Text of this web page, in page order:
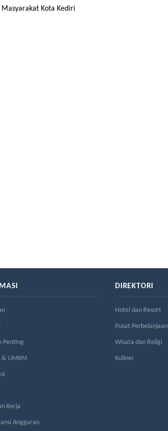
Kota Kediri
Penting
& UMKM
Kerja
Anggaran
DIREKTORI
Hotel dan Resort
Pusat Perbelanjaan
Wisata dan Religi
Kuliner